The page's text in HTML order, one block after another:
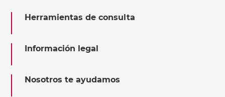
Herramientas de consulta
Información legal
Nosotros te ayudamos